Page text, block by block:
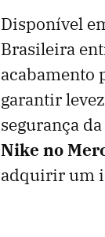
Disponível
Brasileira
acabamento
garantir
segurança
Nike no
adquirir um